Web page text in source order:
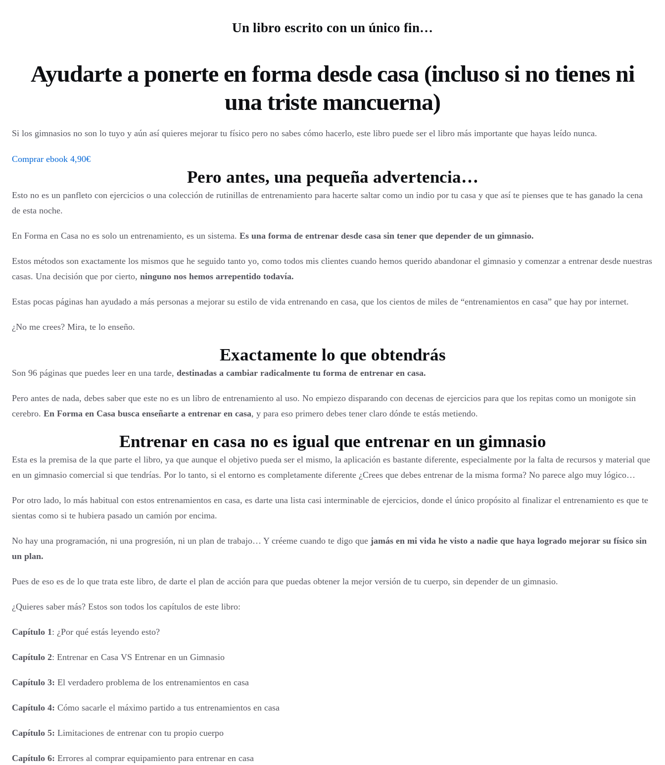
Un libro escrito con un único fin…
Ayudarte a ponerte en forma desde casa (incluso si no tienes ni
una triste mancuerna)
Si los gimnasios no son lo tuyo y aún así quieres mejorar tu físico pero no sabes cómo hacerlo, este libro puede ser el libro más importante que hayas leído nunca.
Comprar ebook 4,90€
Pero antes, una pequeña advertencia…
Esto no es un panfleto con ejercicios o una colección de rutinillas de entrenamiento para hacerte saltar como un indio por tu casa y que así te pienses que te has ganado la cena
de esta noche.
En Forma en Casa no es solo un entrenamiento, es un sistema. Es una forma de entrenar desde casa sin tener que depender de un gimnasio.
Estos métodos son exactamente los mismos que he seguido tanto yo, como todos mis clientes cuando hemos querido abandonar el gimnasio y comenzar a entrenar desde nuestras
casas. Una decisión que por cierto, ninguno nos hemos arrepentido todavía.
Estas pocas páginas han ayudado a más personas a mejorar su estilo de vida entrenando en casa, que los cientos de miles de “entrenamientos en casa” que hay por internet.
¿No me crees? Mira, te lo enseño.
Exactamente lo que obtendrás
Son 96 páginas que puedes leer en una tarde, destinadas a cambiar radicalmente tu forma de entrenar en casa.
Pero antes de nada, debes saber que este no es un libro de entrenamiento al uso. No empiezo disparando con decenas de ejercicios para que los repitas como un monigote sin
cerebro. En Forma en Casa busca enseñarte a entrenar en casa, y para eso primero debes tener claro dónde te estás metiendo.
Entrenar en casa no es igual que entrenar en un gimnasio
Esta es la premisa de la que parte el libro, ya que aunque el objetivo pueda ser el mismo, la aplicación es bastante diferente, especialmente por la falta de recursos y material que
en un gimnasio comercial si que tendrías. Por lo tanto, si el entorno es completamente diferente ¿Crees que debes entrenar de la misma forma? No parece algo muy lógico…
Por otro lado, lo más habitual con estos entrenamientos en casa, es darte una lista casi interminable de ejercicios, donde el único propósito al finalizar el entrenamiento es que te
sientas como si te hubiera pasado un camión por encima.
No hay una programación, ni una progresión, ni un plan de trabajo… Y créeme cuando te digo que jamás en mi vida he visto a nadie que haya logrado mejorar su físico sin
un plan.
Pues de eso es de lo que trata este libro, de darte el plan de acción para que puedas obtener la mejor versión de tu cuerpo, sin depender de un gimnasio.
¿Quieres saber más? Estos son todos los capítulos de este libro:
Capítulo 1: ¿Por qué estás leyendo esto?
Capítulo 2: Entrenar en Casa VS Entrenar en un Gimnasio
Capítulo 3: El verdadero problema de los entrenamientos en casa
Capítulo 4: Cómo sacarle el máximo partido a tus entrenamientos en casa
Capítulo 5: Limitaciones de entrenar con tu propio cuerpo
Capítulo 6: Errores al comprar equipamiento para entrenar en casa